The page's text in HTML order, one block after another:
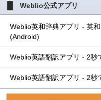
Weblio公式アプリ
Weblio英和辞典アプリ - 英
(Android)
Weblio英語翻訳アプリ - 2秒
Weblio英語翻訳アプリ - 2秒